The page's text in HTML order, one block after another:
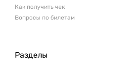
Как получить чек
Вопросы по билетам
Разделы